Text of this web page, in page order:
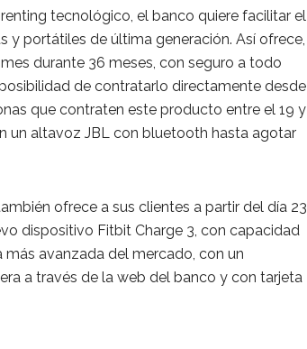
tecnológico, el banco quiere facilitar el
y portátiles de última generación. Así ofrece,
durante 36 meses, con seguro a todo
de contratarlo directamente desde
que contraten este producto entre el 19 y
un altavoz JBL con bluetooth hasta agotar
ofrece a sus clientes a partir del día 23
dispositivo Fitbit Charge 3, con capacidad
avanzada del mercado, con un
a través de la web del banco y con tarjeta